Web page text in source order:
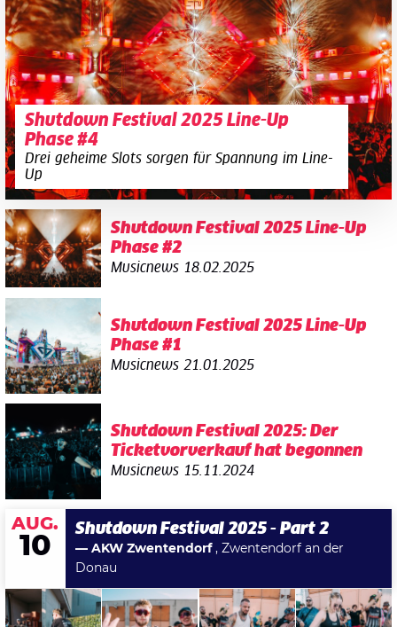
Shutdown Festival 2025 Line-Up
Phase #4
Drei geheime Slots sorgen für Spannung im Line-
Up
Shutdown Festival 2025 Line-Up
Phase #2
Musicnews 18.02.2025
Shutdown Festival 2025 Line-Up
Phase #1
Musicnews 21.01.2025
Shutdown Festival 2025: Der
Ticketvorverkauf hat begonnen
Musicnews 15.11.2024
AUG.
10
Shutdown Festival 2025 - Part 2
— AKW Zwentendorf, Zwentendorf an der
Donau